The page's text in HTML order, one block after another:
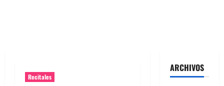
Recitales
ARCHIVOS